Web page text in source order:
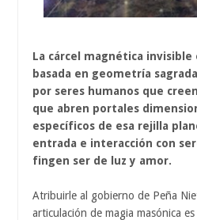
La cárcel magnética
basada en geometría
por seres humanos que
que abren portales
específicos de esa rejilla
entrada e interacción con
fingen ser de luz y amor.
Atribuirle al gobierno de Peña
articulación de magia masónica